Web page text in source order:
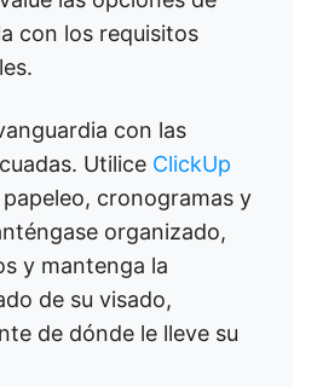
con los requisitos
con las
Utilice ClickUp
cronogramas y
organizado,
y mantenga la
de su visado,
de dónde le lleve su